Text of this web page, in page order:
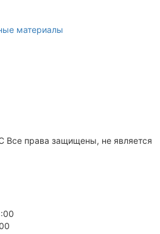
материалы
права защищены, не является